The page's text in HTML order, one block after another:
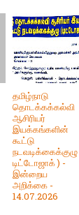
தமிழ்நாடு
தொடக்கக்கல்வி
ஆசிரியர்
இயக்கங்களின்
கூட்டு
டிட்டோஜாக் ) -
இன்றைய
அறிக்கை -
14.07.2026